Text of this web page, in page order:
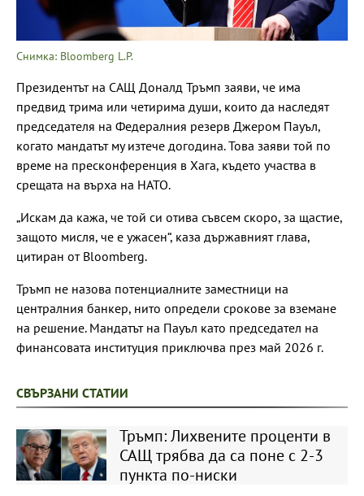
Снимка: Bloomberg L.P.
Президентът на САЩ Доналд Тръмп заяви, че има
предвид трима или четирима души, които да наследят
председателя на Федералния резерв Джером Пауъл,
когато мандатът му изтече догодина. Това заяви той по
време на пресконференция в Хага, където участва в
срещата на върха на НАТО.
„Искам да кажа, че той си отива съвсем скоро, за щастие,
защото мисля, че е ужасен“, каза държавният глава,
цитиран от Bloomberg.
Тръмп не назова потенциалните заместници на
централния банкер, нито определи срокове за вземане
на решение. Мандатът на Пауъл като председател на
финансовата институция приключва през май 2026 г.
СВЪРЗАНИ СТАТИИ
Тръмп: Лихвените проценти в
САЩ трябва да са поне с 2-3
пункта по-ниски